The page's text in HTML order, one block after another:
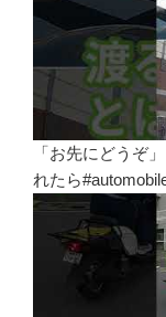
「お先にどうぞ
れたら